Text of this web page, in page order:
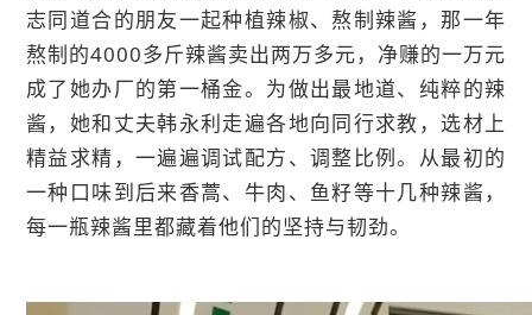
志同道合的朋友一起种植辣椒、熬制辣酱，那一年
熬制的4000多斤辣酱卖出两万多元，净赚的一万元
成了她办厂的第一桶金。为做出最地道、纯粹的辣
酱，她和丈夫韩永利走遍各地向同行求教，选材上
精益求精，一遍遍调试配方、调整比例。从最初的
一种口味到后来香蒿、牛肉、鱼籽等十几种辣酱，
每一瓶辣酱里都藏着他们的坚持与韧劲。